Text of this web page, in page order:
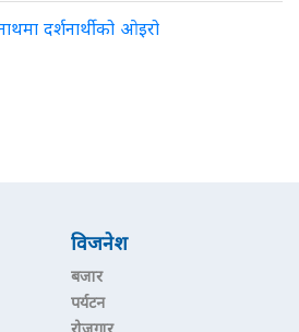
दर्शनार्थीको ओइरो
विजनेश
बजार
पर्यटन
रोजगार